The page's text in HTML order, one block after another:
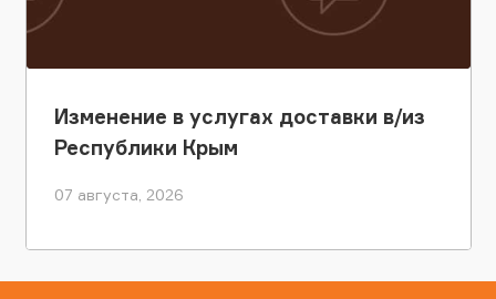
Изменение в услугах доставки в/из
Республики Крым
07 августа, 2026